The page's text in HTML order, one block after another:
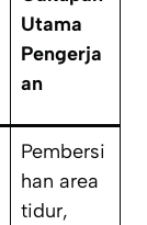
Utama
Pengerja
an
Pembersi
han area
tidur,